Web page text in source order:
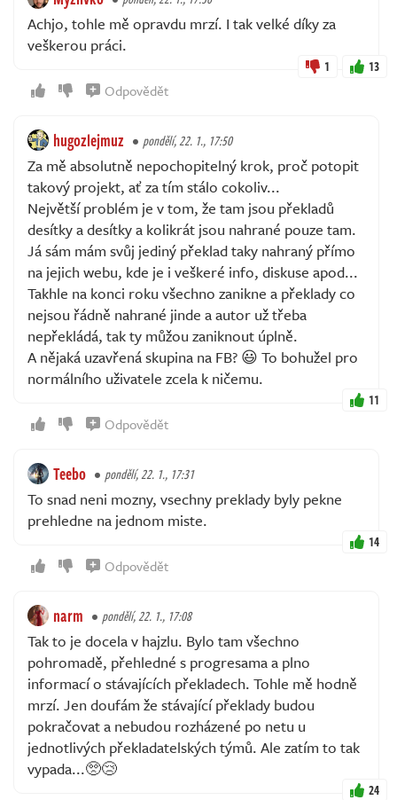
Achjo, tohle mě opravdu mrzí. I tak velké díky za
veškerou práci.
1 13
Odpovědět
hugozlejmuz pondělí, 22. 1., 17:50
Za mě absolutně nepochopitelný krok, proč potopit
takový projekt, ať za tím stálo cokoliv...
Největší problém je v tom, že tam jsou překladů
desítky a desítky a kolikrát jsou nahrané pouze tam.
Já sám mám svůj jediný překlad taky nahraný přímo
na jejich webu, kde je i veškeré info, diskuse apod...
Takhle na konci roku všechno zanikne a překlady co
nejsou řádně nahrané jinde a autor už třeba
nepřekládá, tak ty můžou zaniknout úplně.
A nějaká uzavřená skupina na FB? 😃 To bohužel pro
normálního uživatele zcela k ničemu.
11
Odpovědět
Teebo pondělí, 22. 1., 17:31
To snad neni mozny, vsechny preklady byly pekne
prehledne na jednom miste.
14
Odpovědět
narm pondělí, 22. 1., 17:08
Tak to je docela v hajzlu. Bylo tam všechno
pohromadě, přehledné s progresama a plno
informací o stávajících překladech. Tohle mě hodně
mrzí. Jen doufám že stávající překlady budou
pokračovat a nebudou rozházené po netu u
jednotlivých překladatelských týmů. Ale zatím to tak
vypada...🥺😢
24